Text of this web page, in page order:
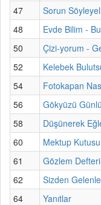
47
Sorun
48
Evde Bilim -
50
Çizi-yorum -
52
Kelebek
54
Fotokapan
56
Gökyüzü
58
Düşünerek
60
Mektup Kutusu
61
Gözlem
62
Sizden
64
Yanıtlar